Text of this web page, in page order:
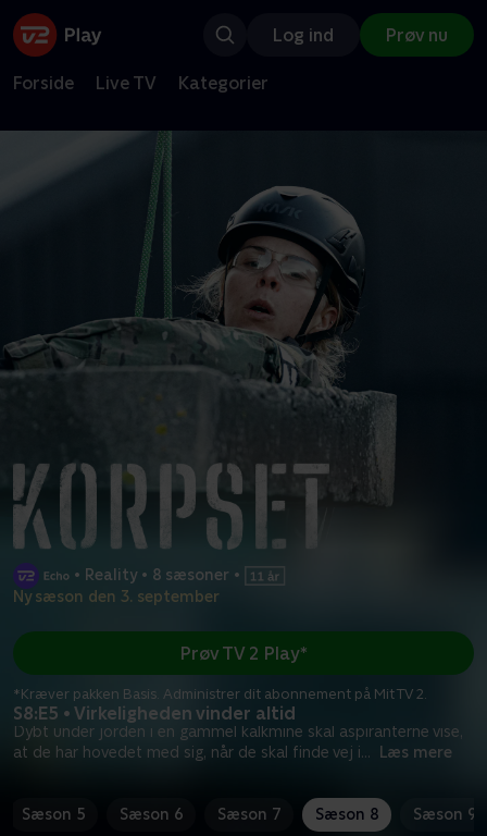
Log ind Prøv nu
Forside Live TV Kategorier
• Reality • 8 sæsoner •
Ny sæson den 3. september
S8:E5 • Virkeligheden vinder altid
Dybt under jorden i en gammel kalkmine skal aspiranterne vise,
at de har hovedet med sig, når de skal finde vej i... Læs mere
Prøv TV 2 Play*
*Kræver pakken Basis. Administrer dit abonnement på Mit TV 2.
Sæson 5 Sæson 6 Sæson 7 Sæson 8 Sæson 9